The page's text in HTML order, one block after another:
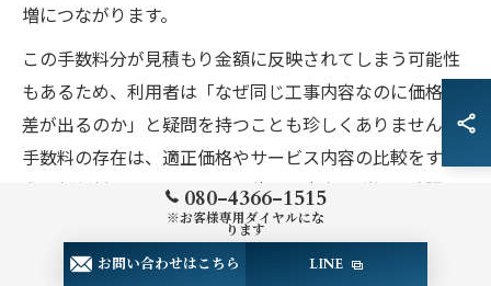
増につながります。
この手数料分が見積もり金額に反映されてしまう可能性
もあるため、利用者は「なぜ同じ工事内容なのに価格に
差が出るのか」と疑問を持つことも珍しくありません。
手数料の存在は、適正価格やサービス内容の比較をする
際の判断材料となるため、見積もり内容を詳細に確認
し、手数料の有無やその影響について直接業者に質問す
ることが失敗防止のポイントです。
080-4366-1515
※お客様専用ダイヤルにな
ります
お問い合わせはこちら LINE